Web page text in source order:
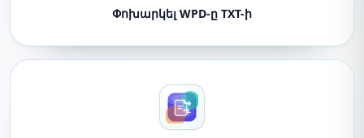
Փոխարկել WPD-ը TXT-ի